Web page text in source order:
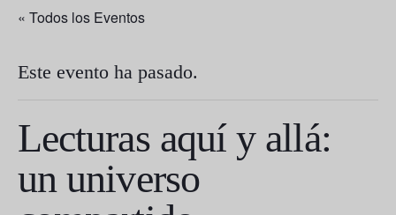
« Todos los Eventos
Este evento ha pasado.
Lecturas aquí y allá:
un universo